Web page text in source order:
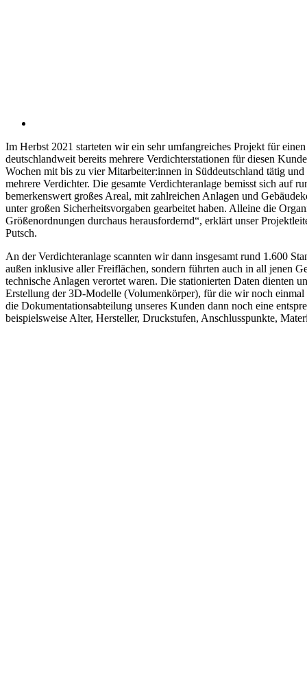
Im Herbst 2021 starteten wir ein sehr umfangreiches Projekt für
deutschlandweit bereits mehrere Verdichterstationen für diesen
Wochen mit bis zu vier Mitarbeiter:innen in Süddeutschland tätig
mehrere Verdichter. Die gesamte Verdichteranlage bemisst sich auf
bemerkenswert großes Areal, mit zahlreichen Anlagen und
unter großen Sicherheitsvorgaben gearbeitet haben. Alleine die
Größenordnungen durchaus herausfordernd“, erklärt unser
Putsch.
An der Verdichteranlage scannten wir dann insgesamt rund 1.600
außen inklusive aller Freiflächen, sondern führten auch in all jenen
technische Anlagen verortet waren. Die stationierten Daten dienten
Erstellung der 3D-Modelle (Volumenkörper), für die wir noch
die Dokumentationsabteilung unseres Kunden dann noch eine
beispielsweise Alter, Hersteller, Druckstufen, Anschlusspunkte,